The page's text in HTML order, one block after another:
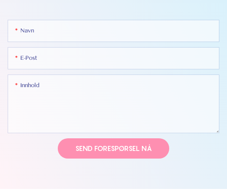
Navn
E-Post
Innhold
SEND FORESPØRSEL NÅ